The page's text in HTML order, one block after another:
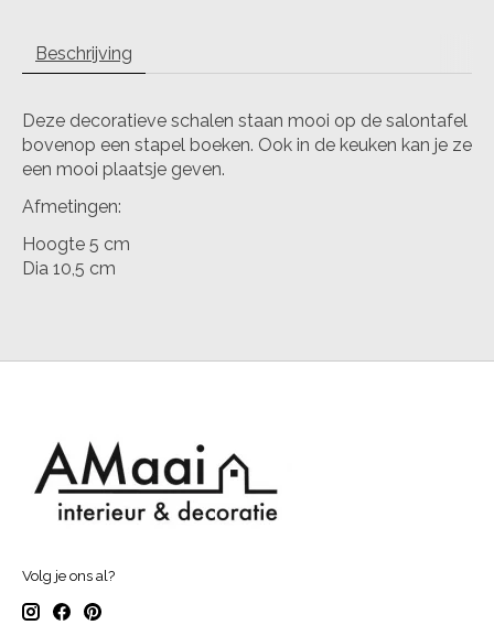
Beschrijving
Deze decoratieve schalen staan mooi op de salontafel
bovenop een stapel boeken. Ook in de keuken kan je ze
een mooi plaatsje geven.
Afmetingen:
Hoogte 5 cm
Dia 10,5 cm
Volg je ons al?